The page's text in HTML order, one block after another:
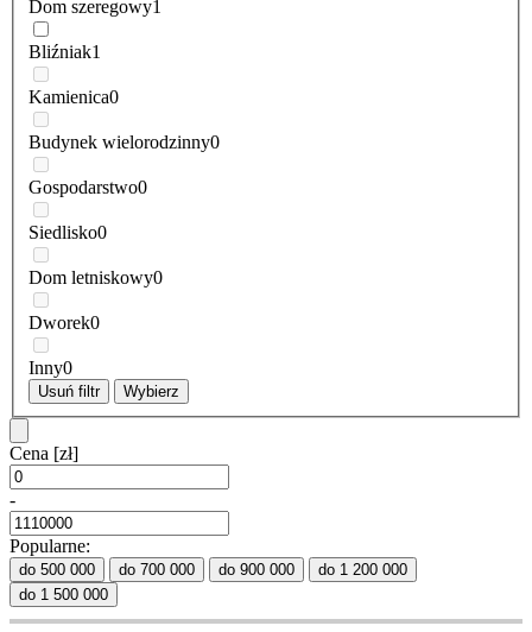
Dom szeregowy1
Bliźniak1
Kamienica0
Budynek wielorodzinny0
Gospodarstwo0
Siedlisko0
Dom letniskowy0
Dworek0
Inny0
Usuń filtr Wybierz
Cena [zł]
-
Popularne:
do 500 000 do 700 000 do 900 000
do 1 200 000
do 1 500 000